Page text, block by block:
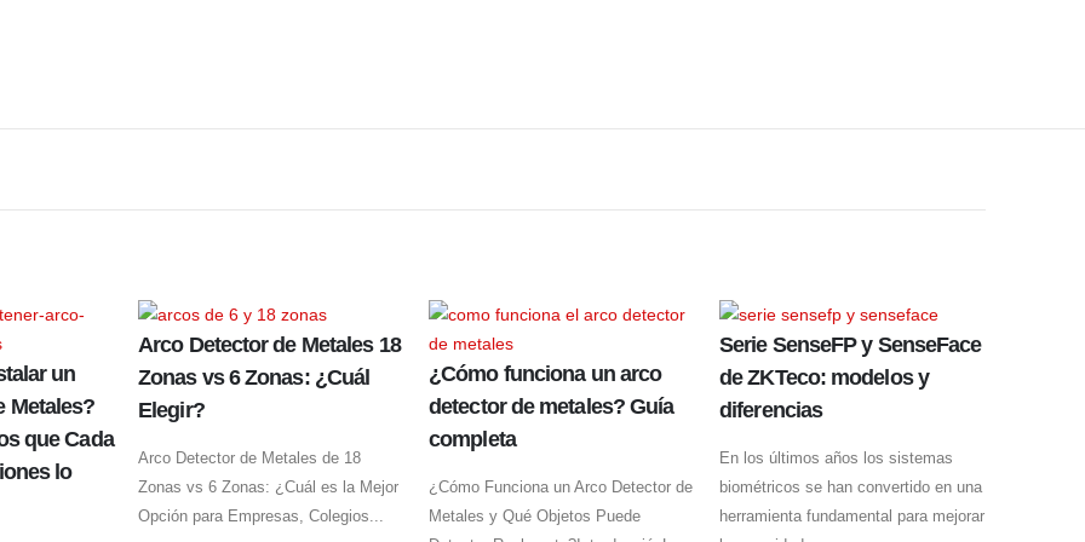
un
Metales?
que Cada
lo
Arco Detector de Metales 18
Zonas vs 6 Zonas: ¿Cuál
Elegir?
Arco Detector de Metales de 18
Zonas vs 6 Zonas: ¿Cuál es la Mejor
Opción para Empresas, Colegios...
¿Cómo funciona un arco
detector de metales? Guía
completa
¿Cómo Funciona un Arco Detector de
Metales y Qué Objetos Puede
Serie SenseFP y SenseFace
de ZKTeco: modelos y
diferencias
En los últimos años los sistemas
biométricos se han convertido en una
herramienta fundamental para mejorar